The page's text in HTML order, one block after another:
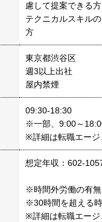
慮して提案できる方
テクニカルスキル
方
東京都渋谷区
週3以上出社
屋内禁煙
09:30-18:30
※一部、9:00～
※詳細は転職エージ
想定年収：602-
※時間外労働の有
※30時間を超える
※詳細は転職エージ